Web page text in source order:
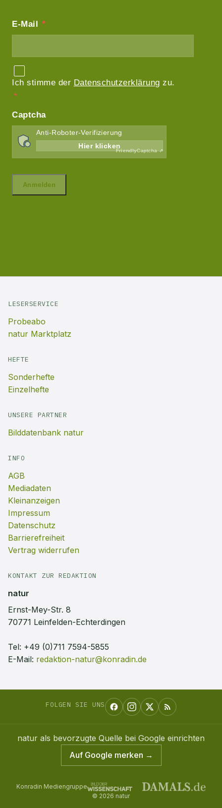
LESERSERVICE
Probeabo
natur Marktplatz
HEFTE
Sonderhefte
Einzelhefte
UNSERE PARTNER
Bilddatenbank natur
INFO
AGB
Mediadaten
Kleinanzeigen
Impressum
Datenschutz
Barrierefreiheit
Vertrag widerrufen
KONTAKT ZUR REDAKTION
natur
Ernst-Mey-Str. 8
70771 Leinfelden-Echterdingen
Tel: +49 (0)711 7594-5855
E-Mail: redaktion-natur@konradin.de
FOLGEN SIE UNS
natur als bevorzugte Quelle bei Google einrichten
Auf Google merken →
Konradin Mediengruppe
© 2026 natur